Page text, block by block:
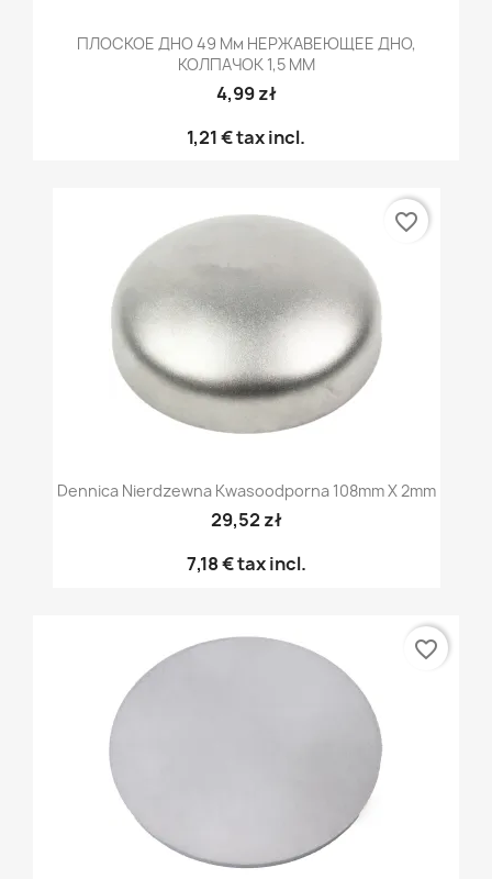
ПЛОСКОЕ ДНО 49 Мм НЕРЖАВЕЮЩЕЕ ДНО,
КОЛПАЧОК 1,5 ММ
4,99 zł
1,21 €tax incl.
Dennica Nierdzewna Kwasoodporna 108mm X 2mm
29,52 zł
7,18 €tax incl.
favorite_border
favorite_border